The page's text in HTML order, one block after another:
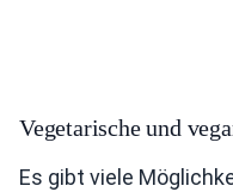
Vegetarische und
Es gibt viele